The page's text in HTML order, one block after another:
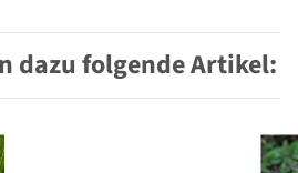
dazu folgende Artikel: